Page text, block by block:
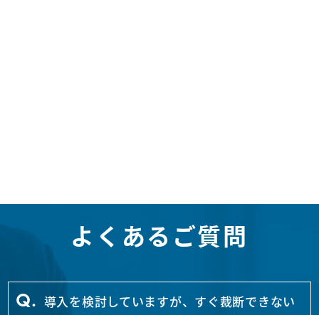
よくあるご質問
Q. 導入を検討していますが、すぐ裁断できない